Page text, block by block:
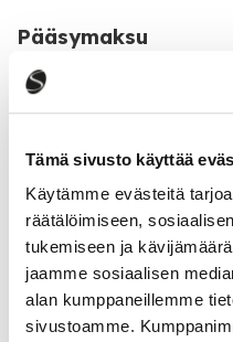
Tämä sivusto käyttää
Käytämme evästeitä
räätälöimiseen,
tukemiseen ja
jaamme sosiaalisen
alan kumppaneillemme
sivustoamme.
Pääsymaksu
Jaa tapahtuma:
Facebook
Twitter